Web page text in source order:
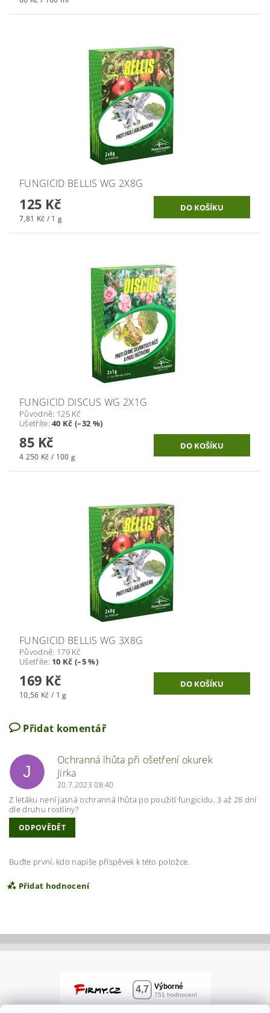
FUNGICID BELLIS WG 2X8G
125 Kč
7,81 Kč / 1 g
FUNGICID DISCUS WG 2X1G
Původně: 125 Kč
Ušetříte:40 Kč (–32 %)
85 Kč
4 250 Kč / 100 g
FUNGICID BELLIS WG 3X8G
Původně: 179 Kč
Ušetříte: 10 Kč (–5 %)
169 Kč
10,56 Kč / 1 g
Přidat komentář
J
Ochranná lhůta při ošetření okurek
Jirka
20.7.2023 08:40
Z letáku není jasná ochranná lhůta po použití fungicidu. 3 až 28 dní
dle druhu rostliny?
ODPOVĚDĚT
Buďte první, kdo napíše příspěvek k této položce.
Přidat hodnocení